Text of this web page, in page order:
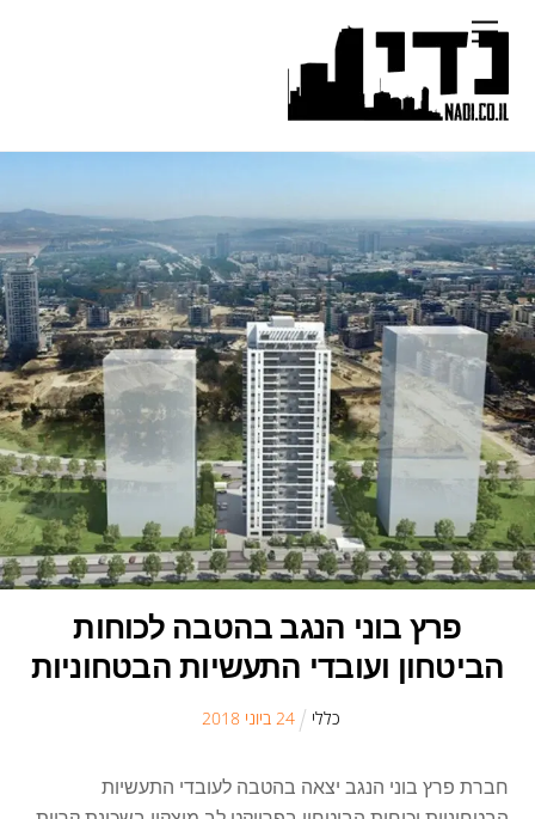
content
Menu
פרץ בוני הנגב בהטבה לכוחות
הביטחון ועובדי התעשיות הבטחוניות
כללי 24ביוני 2018
חברת פרץ בוני הנגב יצאה בהטבה לעובדי התעשיות